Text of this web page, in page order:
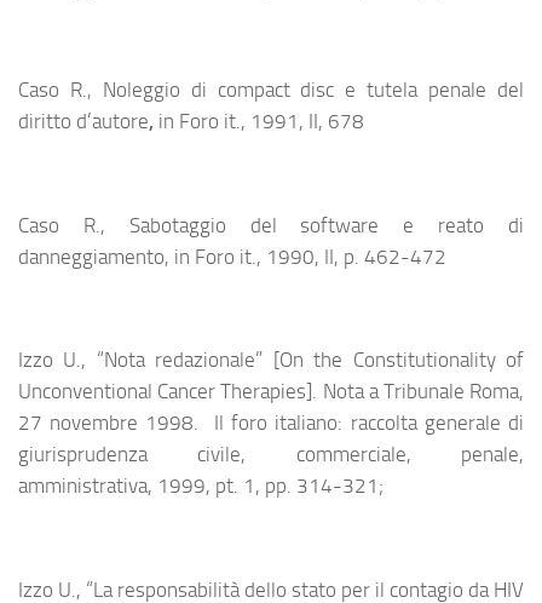
Caso R., Noleggio di compact disc e tutela penale del
diritto d’autore, in Foro it., 1991, II, 678
Caso R., Sabotaggio del software e reato di
danneggiamento, in Foro it., 1990, II, p. 462-472
Izzo U., “Nota redazionale” [On the Constitutionality of
Unconventional Cancer Therapies]. Nota a Tribunale Roma,
27 novembre 1998. Il foro italiano: raccolta generale di
giurisprudenza civile, commerciale, penale,
amministrativa, 1999, pt. 1, pp. 314-321;
Izzo U., “La responsabilità dello stato per il contagio da HIV